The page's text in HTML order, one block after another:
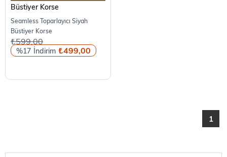
Büstiyer Korse
Seamless Toparlayıcı Siyah
Büstiyer Korse
%17 ₺499,00
₺599,00
1